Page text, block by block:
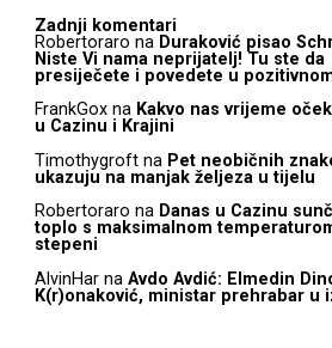
Zadnji komentari
Robertoraro na Duraković pisao
Niste Vi nama neprijatelj! Tu ste da
presiječete i povedete u
FrankGox na Kakvo nas vrijeme
u Cazinu i Krajini
Timothygroft na Pet neobičnih
ukazuju na manjak željeza u tijelu
Robertoraro na Danas u Cazinu
toplo s maksimalnom
stepeni
AlvinHar na Avdo Avdić: Elmedin
K(r)onaković, ministar prehrabar u